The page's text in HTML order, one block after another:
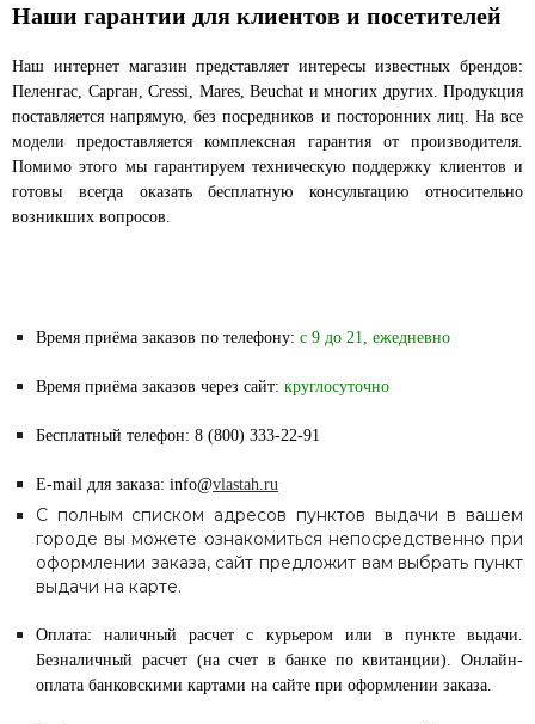
Наши гарантии для клиентов и посетителей
Наш интернет магазин представляет интересы известных брендов:
Пеленгас, Сарган, Cressi, Mares, Beuchat и многих других. Продукция
поставляется напрямую, без посредников и посторонних лиц. На все
модели предоставляется комплексная гарантия от производителя.
Помимо этого мы гарантируем техническую поддержку клиентов и
готовы всегда оказать бесплатную консультацию относительно
возникших вопросов.
Время приёма заказов по телефону: с 9 до 21, ежедневно
Время приёма заказов через сайт: круглосуточно
Бесплатный телефон: 8 (800) 333-22-91
E-mail для заказа: info@vlastah.ru
С полным списком адресов пунктов выдачи в вашем
городе вы можете ознакомиться непосредственно при
оформлении заказа, сайт предложит вам выбрать пункт
выдачи на карте.
Оплата: наличный расчет с курьером или в пункте выдачи.
Безналичный расчет (на счет в банке по квитанции). Онлайн-
оплата банковскими картами на сайте при оформлении заказа.